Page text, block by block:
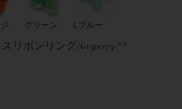
グリーン Lブルー
リボンリング/6150073-**